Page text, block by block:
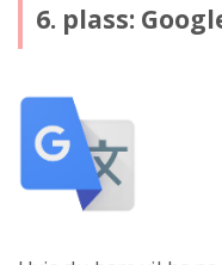
6. plass: